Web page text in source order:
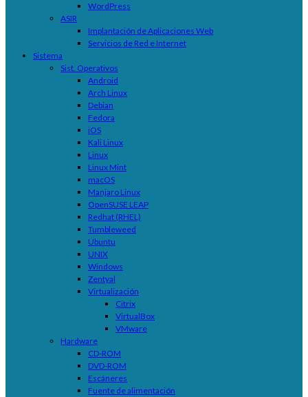
WordPress
ASIR
Implantación de Aplicaciones Web
Servicios de Red e Internet
Sistema
Sist. Operativos
Android
Arch Linux
Debian
Fedora
iOS
Kali Linux
Linux
Linux Mint
macOS
Manjaro Linux
OpenSUSE LEAP
Redhat (RHEL)
Tumbleweed
Ubuntu
UNIX
Windows
Zentyal
Virtualización
Citrix
VirtualBox
VMware
Hardware
CD-ROM
DVD-ROM
Escáneres
Fuente de alimentación